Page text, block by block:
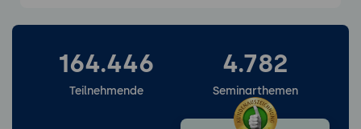
Weitere Services entdecken
164.446
Teilnehmende
4.782
Seminarthemen